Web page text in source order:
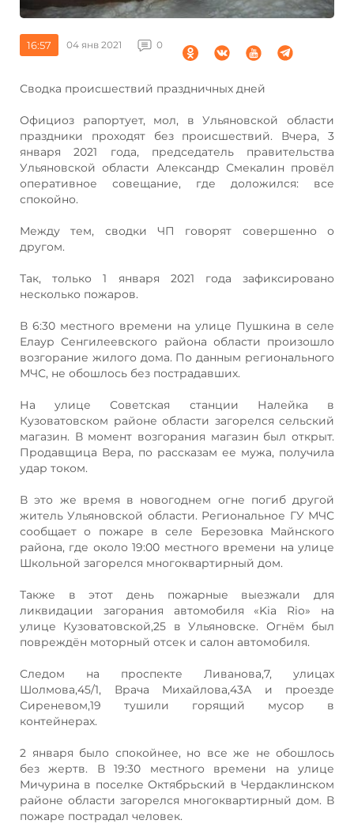
16:57 04 янв 2021 0
Сводка происшествий праздничных дней
Официоз рапортует, мол, в Ульяновской области
праздники проходят без происшествий. Вчера, 3
января 2021 года, председатель правительства
Ульяновской области Александр Смекалин провёл
оперативное совещание, где доложился: все
спокойно.
Между тем, сводки ЧП говорят совершенно о
другом.
Так, только 1 января 2021 года зафиксировано
несколько пожаров.
В 6:30 местного времени на улице Пушкина в селе
Елаур Сенгилеевского района области произошло
возгорание жилого дома. По данным регионального
МЧС, не обошлось без пострадавших.
На улице Советская станции Налейка в
Кузоватовском районе области загорелся сельский
магазин. В момент возгорания магазин был открыт.
Продавщица Вера, по рассказам ее мужа, получила
удар током.
В это же время в новогоднем огне погиб другой
житель Ульяновской области. Региональное ГУ МЧС
сообщает о пожаре в селе Березовка Майнского
района, где около 19:00 местного времени на улице
Школьной загорелся многоквартирный дом.
Также в этот день пожарные выезжали для
ликвидации загорания автомобиля «Kia Rio» на
улице Кузоватовской,25 в Ульяновске. Огнём был
повреждён моторный отсек и салон автомобиля.
Следом на проспекте Ливанова,7, улицах
Шолмова,45/1, Врача Михайлова,43А и проезде
Сиреневом,19 тушили горящий мусор в
контейнерах.
2 января было спокойнее, но все же не обошлось
без жертв. В 19:30 местного времени на улице
Мичурина в поселке Октябрьский в Чердаклинском
районе области загорелся многоквартирный дом. В
пожаре пострадал человек.